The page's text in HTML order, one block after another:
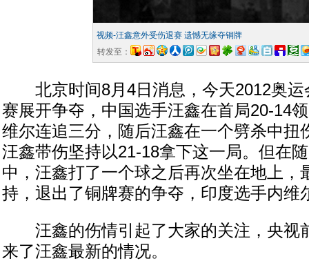
视频-汪鑫意外受伤退赛 遗憾无缘夺铜牌
转发至：
北京时间8月4日消息，今天2012奥运
赛展开争夺，中国选手汪鑫在首局20-14
维尔连追三分，随后汪鑫在一个劈杀中扭
汪鑫带伤坚持以21-18拿下这一局。但在
中，汪鑫打了一个球之后再次坐在地上，
持，退出了铜牌赛的争夺，印度选手内维
汪鑫的伤情引起了大家的关注，央视
来了汪鑫最新的情况。